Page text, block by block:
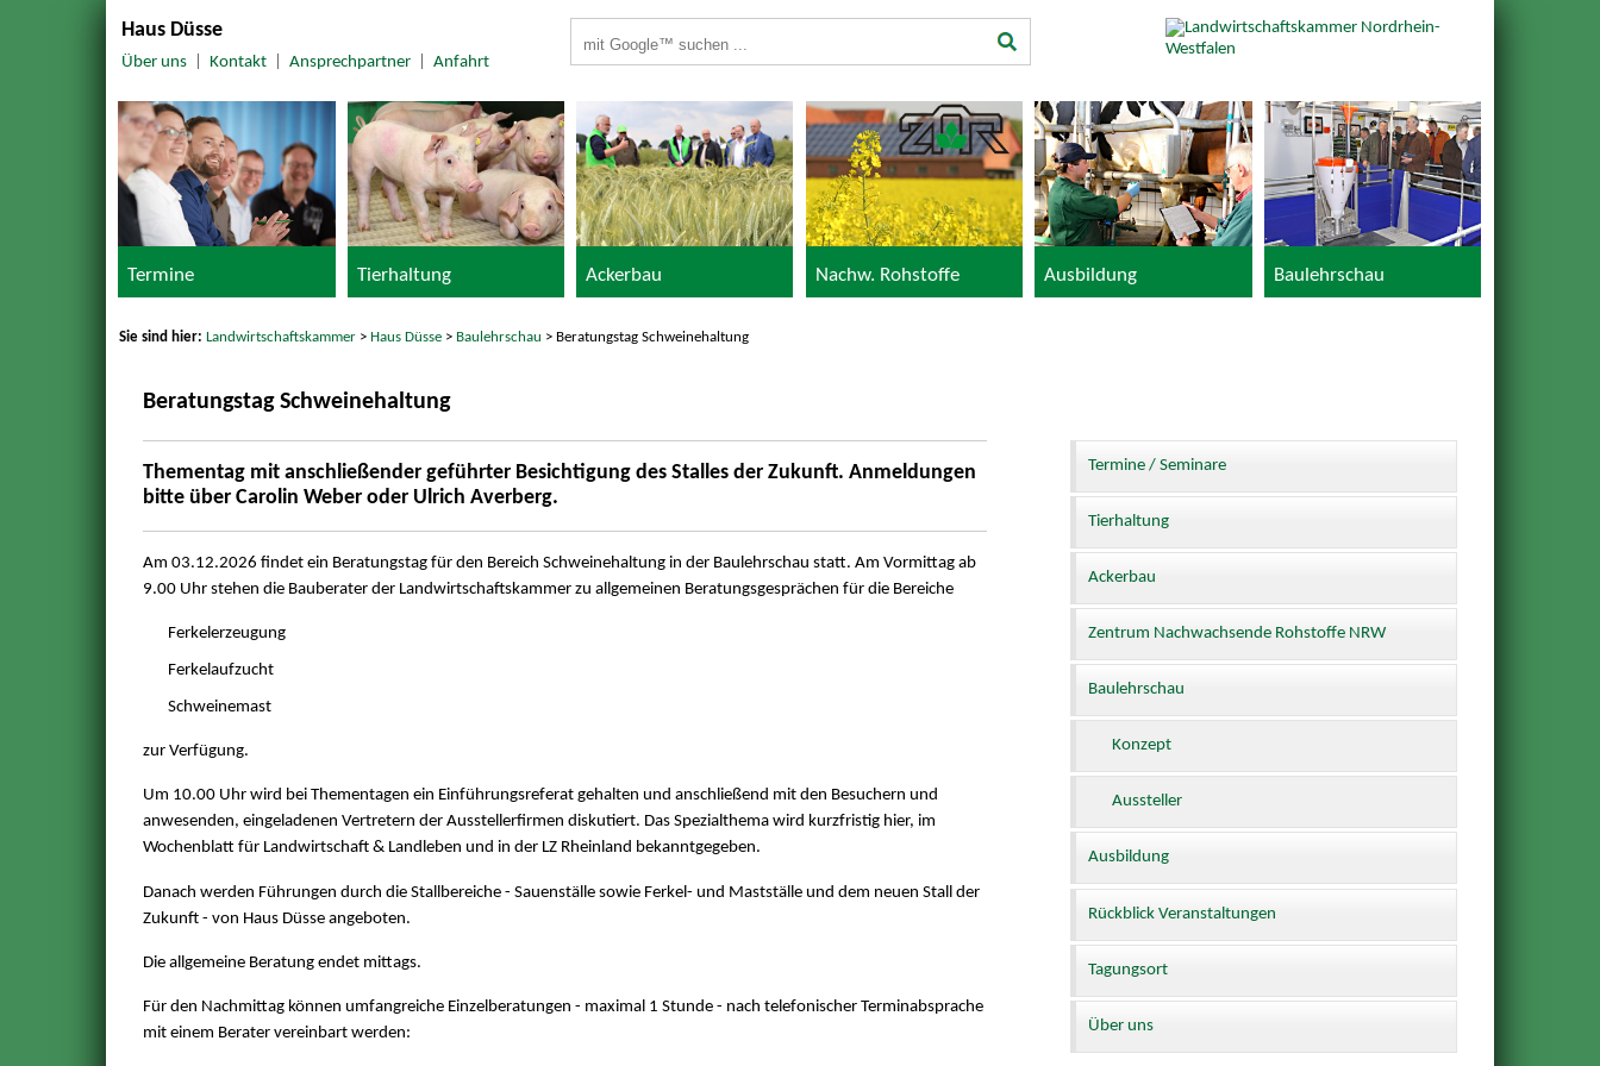
Haus Düsse
Über uns| Kontakt| Ansprechpartner| Anfahrt
Termine Tierhaltung Ackerbau Nachw. Rohstoffe Ausbildung Baulehrschau
Sie sind hier:Landwirtschaftskammer >Haus Düsse > Baulehrschau > Beratungstag Schweinehaltung
Beratungstag Schweinehaltung
Thementag mit anschließender geführter Besichtigung des Stalles der Zukunft. Anmeldungen
bitte über Carolin Weber oder Ulrich Averberg.
Am 03.12.2026 findet ein Beratungstag für den Bereich Schweinehaltung in der Baulehrschau statt. Am Vormittag ab
9.00 Uhr stehen die Bauberater der Landwirtschaftskammer zu allgemeinen Beratungsgesprächen für die Bereiche
Ferkelerzeugung
Ferkelaufzucht
Schweinemast
zur Verfügung.
Um 10.00 Uhr wird bei Thementagen ein Einführungsreferat gehalten und anschließend mit den Besuchern und
anwesenden, eingeladenen Vertretern der Ausstellerfirmen diskutiert. Das Spezialthema wird kurzfristig hier, im
Wochenblatt für Landwirtschaft & Landleben und in der LZ Rheinland bekanntgegeben.
Danach werden Führungen durch die Stallbereiche - Sauenställe sowie Ferkel- und Mastställe und dem neuen Stall der
Zukunft - von Haus Düsse angeboten.
Die allgemeine Beratung endet mittags.
Für den Nachmittag können umfangreiche Einzelberatungen - maximal 1 Stunde - nach telefonischer Terminabsprache
mit einem Berater vereinbart werden:
Termine / Seminare
Tierhaltung
Ackerbau
Zentrum Nachwachsende Rohstoffe NRW
Baulehrschau
Konzept
Aussteller
Ausbildung
Rückblick Veranstaltungen
Tagungsort
Über uns